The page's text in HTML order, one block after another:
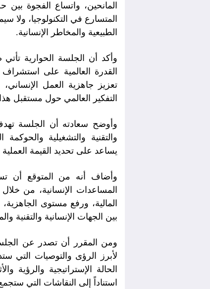
المانحين، واتساع الفجوة بين
المتسارع في التكنولوجيا، ولا
الطبيعية والمخاطر الإنسانية.
وأكد أن الجلسة الحوارية
القدرة العالمية على
تعزيز جاهزية العمل
التفكير العالمي حول مستقبل
وأوضح سعادته أن الجلسة
والتقنية والتشغيلية والحوكمة
يساعد على تحديد القيمة العملية
وأضاف أنه من المتوقع أن
المساعدات الإنسانية، من
المالية، ورفع مستوى
بين الجهات الإنسانية والتقنية
ومن المقرر أن تصدر عن
لأبرز الرؤى والتوصيات التي
الحالة الإستراتيجية والرؤية
استناداً إلى النقاشات التي